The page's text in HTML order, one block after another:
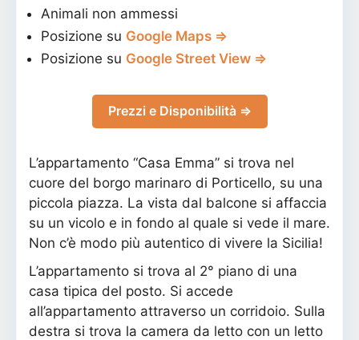
Animali non ammessi
Posizione su Google Maps ⇒
Posizione su Google Street View ⇒
Prezzi e Disponibilità ⇒
L’appartamento “Casa Emma” si trova nel
cuore del borgo marinaro di Porticello, su una
piccola piazza. La vista dal balcone si affaccia
su un vicolo e in fondo al quale si vede il mare.
Non c’è modo più autentico di vivere la Sicilia!
L’appartamento si trova al 2° piano di una
casa tipica del posto. Si accede
all’appartamento attraverso un corridoio. Sulla
destra si trova la camera da letto con un letto